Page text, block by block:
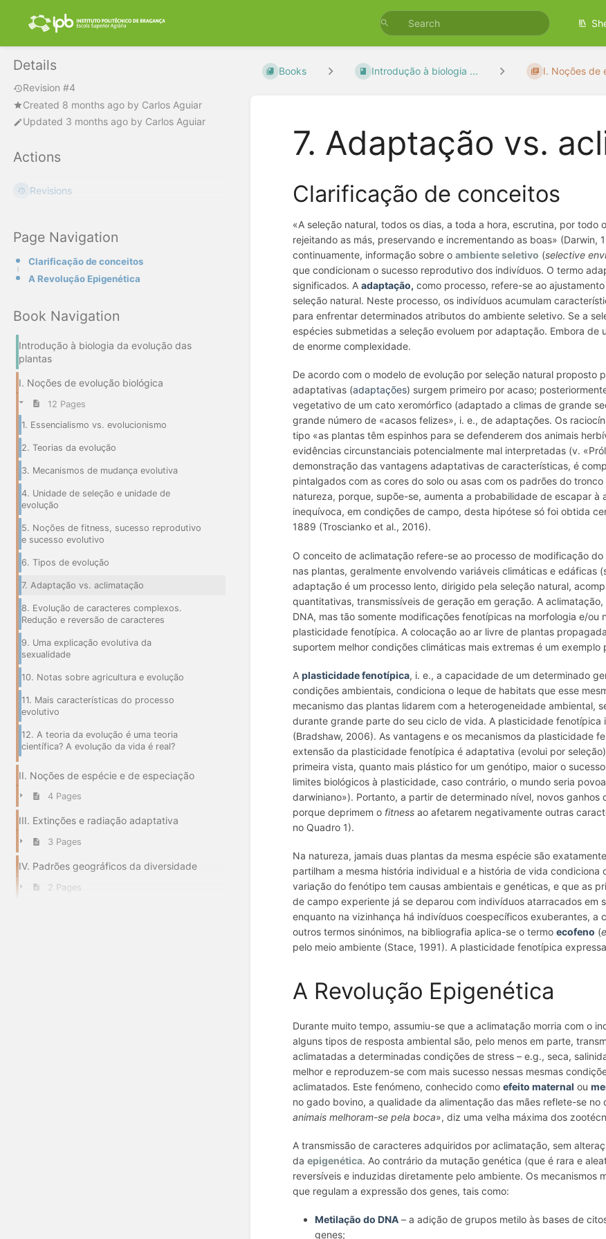
Details
Revision #4
Created 8 months ago by Carlos Aguiar
Updated 3 months ago by Carlos Aguiar
Actions
Revisions
Page Navigation
Clarificação de conceitos
A Revolução Epigenética
Book Navigation
Introdução à biologia da evolução das
plantas
I. Noções de evolução biológica
12 Pages
1. Essencialismo vs. evolucionismo
2. Teorias da evolução
3. Mecanismos de mudança evolutiva
4. Unidade de seleção e unidade de
evolução
5. Noções de fitness, sucesso reprodutivo
e sucesso evolutivo
6. Tipos de evolução
7. Adaptação vs. aclimatação
8. Evolução de caracteres complexos.
Redução e reversão de caracteres
9. Uma explicação evolutiva da
sexualidade
10. Notas sobre agricultura e evolução
11. Mais características do processo
evolutivo
12. A teoria da evolução é uma teoria
científica? A evolução da vida é real?
II. Noções de espécie e de especiação
4 Pages
III. Extinções e radiação adaptativa
3 Pages
IV. Padrões geográficos da diversidade
2 Pages
Books Introdução à biologia ... I. Noções de
7. Adaptação vs.
Clarificação de conceitos
«A seleção natural, todos os dias, a toda a hora, escrutina, por todo
rejeitando as más, preservando e incrementando as boas»
continuamente, informação sobre oambiente seletivo (selective
que condicionam o sucesso reprodutivo dos indivíduos. O termo
significados. Aadaptação, como processo, refere-se ao
seleção natural. Neste processo, os indivíduos acumulam
para enfrentar determinados atributos do ambiente seletivo. Se a
espécies submetidas a seleçãoevoluem por adaptação. Embora de
de enorme complexidade.
De acordo com o modelo de evolução por seleção natural proposto
adaptativas (adaptações) surgem primeiro por acaso;
vegetativo de um cato xeromórfico (adaptado a climas de grande
grande número de «acasos felizes», i. e., de adaptações. Os
tipo «as plantas têm espinhos para se defenderem dos animais
evidências circunstanciais potencialmente mal interpretadas (v.
demonstração das vantagens adaptativas de características, é
pintalgados com as cores do solo ou asas com os padrões do
natureza, porque, supõe-se, aumenta a probabilidade de escapar
inequívoca, em condições de campo, desta hipótese só foi obtida
1889 (Troscianko et al., 2016).
O conceito deaclimatação refere-se ao processo de modificação
nas plantas, geralmente envolvendo variáveis climáticas e
adaptação é um processo lento, dirigido pela seleção natural,
quantitativas, transmissíveis de geração em geração. A
DNA, mas tão somente modificações fenotípicas na morfologia e/
plasticidade fenotípica. A colocação ao ar livre de plantas
suportem melhor condições climáticas mais extremas é um
Aplasticidade fenotípica, i. e., a capacidade de um determinado
condições ambientais, condiciona o leque de habitats que esse
mecanismo das plantas lidarem com a heterogeneidade ambiental,
durante grande parte do seu ciclo de vida. A plasticidade fenotípica
(Bradshaw, 2006). As vantagens e os mecanismos da plasticidade
extensão da plasticidade fenotípica é adaptativa (evolui por
primeira vista, quanto mais plástico for um genótipo, maior o
limites biológicos à plasticidade, caso contrário, o mundo seria
darwiniano»). Portanto, a partir de determinado nível, novos
porque deprimem o fitness ao afetarem negativamente outras
no Quadro 1).
Na natureza, jamais duas plantas da mesma espécie são
partilham a mesma história individual e a história de vida
variação do fenótipo tem causas ambientais e genéticas, e que as
de campo experiente já se deparou com indivíduos atarracados em
enquanto na vizinhança há indivíduos coespecíficos exuberantes,
outros termos sinónimos, na bibliografia aplica-se o termoecofeno (
pelo meio ambiente (Stace, 1991). A plasticidade fenotípica
A Revolução Epigenética
Durante muito tempo, assumiu-se que a aclimatação morria com o
alguns tipos de resposta ambiental são, pelo menos em parte,
aclimatadas a determinadas condições de stress – e.g., seca,
melhor e reproduzem-se com mais sucesso nessas mesmas
aclimatados. Este fenómeno, conhecido comoefeito maternal ou
no gado bovino, a qualidade da alimentação das mães reflete-se
animais melhoram-se pela boca», diz uma velha máxima dos
A transmissão de caracteres adquiridos por aclimatação, sem
daepigenética. Ao contrário da mutação genética (que é rara e
reversíveis e induzidas diretamente pelo ambiente. Os mecanismos
que regulam a expressão dos genes, tais como:
Metilação do DNA –a adição de grupos metilo às bases de
genes;